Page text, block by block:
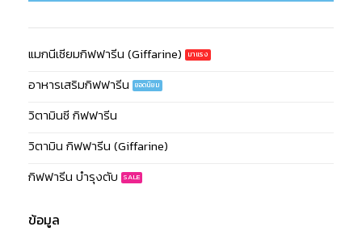
แมกนีเซียมกิฟฟารีน (Giffarine)
อาหารเสริมกิฟฟารีน
วิตามินซี กิฟฟารีน
วิตามิน กิฟฟารีน (Giffarine)
กิฟฟารีน บำรุงตับ
ข้อมูล